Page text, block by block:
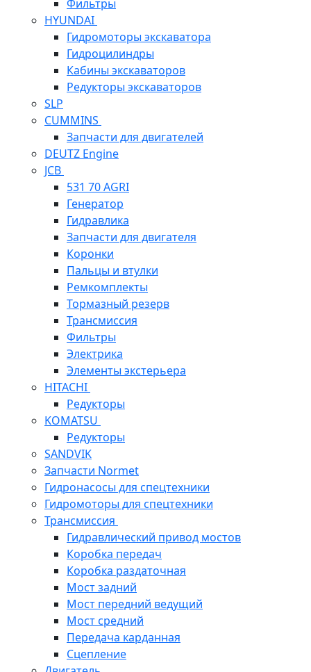
Фильтры
HYUNDAI
Гидромоторы экскаватора
Гидроцилиндры
Кабины экскаваторов
Редукторы экскаваторов
SLP
CUMMINS
Запчасти для двигателей
DEUTZ Engine
JCB
531 70 AGRI
Генератор
Гидравлика
Запчасти для двигателя
Коронки
Пальцы и втулки
Ремкомплекты
Тормазный резерв
Трансмиссия
Фильтры
Электрика
Элементы экстерьера
HITACHI
Редукторы
KOMATSU
Редукторы
SANDVIK
Запчасти Normet
Гидронасосы для спецтехники
Гидромоторы для спецтехники
Трансмиссия
Гидравлический привод мостов
Коробка передач
Коробка раздаточная
Мост задний
Мост передний ведущий
Мост средний
Передача карданная
Сцепление